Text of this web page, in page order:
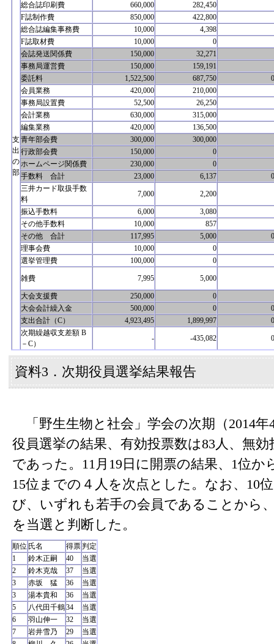
支
出
の
部
総合誌印刷費
660,000
282,450
F誌制作費
850,000
422,800
総合誌編集事務費
10,000
4,398
F誌取材費
10,000
0
会誌発送関係費
150,000
32,271
事務局運営費
150,000
159,191
委託料
1,522,500 687,750
0
会員業務
420,000
210,000
事務局設置費
52,500
26,250
会計業務
630,000
315,000
編集業務
420,000
136,500
青年部会費
300,000
300,000
行政部会費
150,000
0
ホームページ関係費
230,000
0
手数料 合計
23,000 6,137
0
三井カード取扱手数
料
7,000 2,200
振込手数料 6,000
3,080
その他手数料
10,000
857
その他 合計
117,995 5,000
0
理事会費
10,000
0
選挙管理費
100,000 0
雑費 7,995 5,000
大会支援費 250,000
0
大会会計繰入金
500,000 0
0
支出合計（C）
4,923,495 1,899,997
0
次期繰越収支差額 B
－C）
- -435,082 0
資料3．次期役員選挙結果報告
「野生生物と社会」学会の次期（2014年
役員選挙の結果、有効投票数は83人、無
であった。11月19日に開票の結果、1位か
15位までの４人を次点とした。なお、10
び、いずれも若手の会員であることから
を当選と判断した。
順位 氏名 得票 判定
1
鈴木正嗣 40
当選
2
鈴木克哉 37
当選
3
赤坂 猛 36
当選
3
湯本貴和 36
当選
5
八代田千鶴34
当選
6
羽山伸一 32
当選
7
岩井雪乃 29
当選